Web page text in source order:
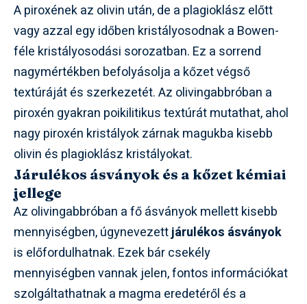
A piroxének az olivin után, de a plagioklász előtt
vagy azzal egy időben kristályosodnak a Bowen-
féle kristályosodási sorozatban. Ez a sorrend
nagymértékben befolyásolja a kőzet végső
textúráját és szerkezetét. Az olivingabbróban a
piroxén gyakran poikilitikus textúrát mutathat, ahol
nagy piroxén kristályok zárnak magukba kisebb
olivin és plagioklász kristályokat.
Járulékos ásványok és a kőzet kémiai
jellege
Az olivingabbróban a fő ásványok mellett kisebb
mennyiségben, úgynevezettjárulékos ásványok
is előfordulhatnak. Ezek bár csekély
mennyiségben vannak jelen, fontos információkat
szolgáltathatnak a magma eredetéről és a